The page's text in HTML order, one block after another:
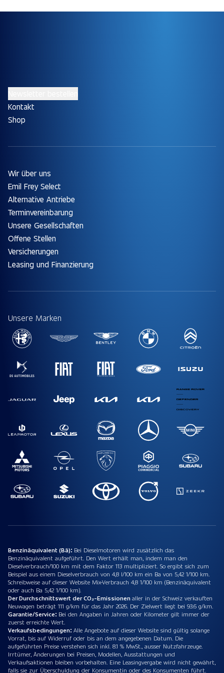
Kontakt
Shop
Wir über uns
Emil Frey Select
Alternative Antriebe
Terminvereinbarung
Unsere Gesellschaften
Offene Stellen
Versicherungen
Leasing und Finanzierung
Unsere Marken
Benzinäquivalent (Bä): Bei Dieselmotoren wird zusätzlich das
Benzinäquivalent aufgeführt. Den Wert erhält man, indem man den
Dieselverbrauch/100 km mit dem Faktor 113 multipliziert. So ergibt sich zum
Beispiel aus einem Dieselverbrauch von 4,8 l/100 km ein Ba von 5,42 1/100 km.
Schreibweise auf dieser Website Mix-Verbrauch 4,8 1/100 km (Benzinäquivalent
oder auch Ba 5,42 1/100 km).
Der Durchschnittswert der CO₂-Emissionenaller in der Schweiz verkauften
Neuwagen beträgt 111 g/km für das Jahr 2026. Der Zielwert liegt bei 93.6 g/km.
Garantie/Service: Bei den Angaben in Jahren oder Kilometer gilt immer der
zuerst erreichte Wert.
Verkaufsbedingungen: Alle Angebote auf dieser Website sind gültig solange
Vorrat, bis auf Widerruf oder bis an dem angegebenen Datum. Die
aufgeführten Preise verstehen sich inkl. 8.1 % MwSt., ausser Nutzfahrzeuge.
Irrtümer, Änderungen bei Preisen, Modellen, Ausstattungen und
Verkaufsaktionen bleiben vorbehalten. Eine Leasingvergabe wird nicht gewährt,
falls sie zur Überschuldung der Konsumentin oder des Konsumenten führt.